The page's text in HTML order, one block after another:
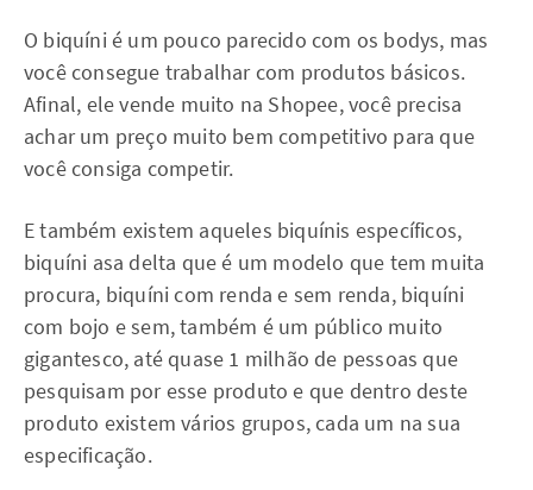
O biquíni é um pouco parecido com os bodys, mas
você consegue trabalhar com produtos básicos.
Afinal, ele vende muito na Shopee, você precisa
achar um preço muito bem competitivo para que
você consiga competir.
E também existem aqueles biquínis específicos,
biquíni asa delta que é um modelo que tem muita
procura, biquíni com renda e sem renda, biquíni
com bojo e sem, também é um público muito
gigantesco, até quase 1 milhão de pessoas que
pesquisam por esse produto e que dentro deste
produto existem vários grupos, cada um na sua
especificação.